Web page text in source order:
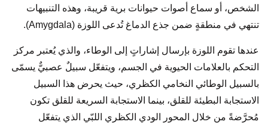
الشخص، أو سماع أصوات حيوانات برية قريبة، وهذه التنبيهات
تنتهي في منطقةٍ ضمن جذع الدماغ تُدعى اللوزة (Amygdala).
عندها تقوم اللوزة بإرسال إشاراتٍ إلى الوطاء، والذي يُعتبر مركز
التحكم بالعلامات الحيوية في الجسم، ويتفعّل سبيلٌ عصبيٌّ يسمّى
بالسبيل الوطائي النخامي الكظري، حيث يحرض هذا السبيل
الاستجابة البطيئة للقلق، بينما الاستجابة السريعة للقلق تكون
مُحرَّضةً من خلال المحور الودي الكظري اللبّي الذي يتفعّل